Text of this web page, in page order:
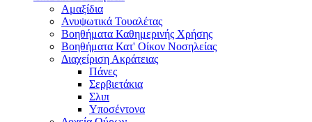
Αμαξίδια
Ανυψωτικά Τουαλέτας
Βοηθήματα Καθημερινής Χρήσης
Βοηθήματα Κατ' Οίκον Νοσηλείας
Διαχείριση Ακράτειας
Πάνες
Σερβιετάκια
Σλιπ
Υποσέντονα